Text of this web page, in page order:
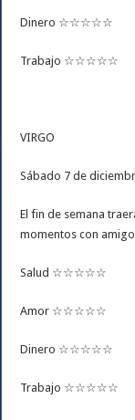
Dinero ☆☆☆☆☆
Trabajo ☆☆☆☆☆
VIRGO
Sábado 7 de
El fin de semana
momentos con
Salud ☆☆☆☆☆
Amor ☆☆☆☆☆
Dinero ☆☆☆☆☆
Trabajo ☆☆☆☆☆